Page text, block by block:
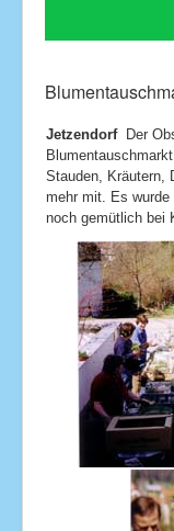
Jetzendorf Der
Stauden, Kräutern,
mehr mit. Es
noch gemütlich bei